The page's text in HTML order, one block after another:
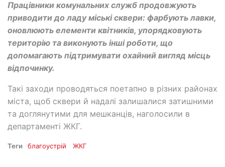
Працівники комунальних служб продовжують
приводити до ладу міські сквери: фарбують лавки,
оновлюють елементи квітників, упорядковують
територію та виконують інші роботи, що
допомагають підтримувати охайний вигляд місць
відпочинку.
Такі заходи проводяться поетапно в різних районах
міста, щоб сквери й надалі залишалися затишними
та доглянутими для мешканців, наголосили в
департаменті ЖКГ.
Теги благоустрій ЖКГ